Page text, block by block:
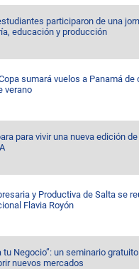
participaron de una
educación y producción
sumará vuelos a Panamá de
verano
para vivir una nueva edición
y Productiva de Salta se
Flavia Royón
tu Negocio”: un seminario
nuevos mercados